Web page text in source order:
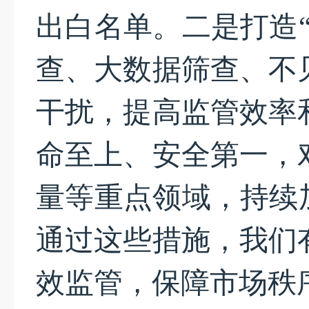
出白名单。二是打
查、大数据筛查、
干扰，提高监管效
命至上、安全第一
量等重点领域，持续
通过这些措施，我
效监管，保障市场秩